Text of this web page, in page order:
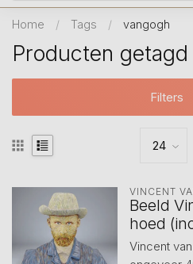
Home / Tags / vangogh
Producten
Filters
VINCENT
Beeld
hoed
Vincent